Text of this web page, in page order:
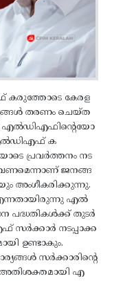
കേരള
തരണം ചെയ്ത
എൽഡിഎഫിന്റെയോ
ക
പ്രവർത്തനം നട
ജനങ്ങ
അംഗീകരിക്കുന്നു.
എൽ
പദ്ധതികൾക്ക് തുടർ
സർക്കാർ നടപ്പാക്ക
ഉണ്ടാകും.
സർക്കാരിന്റെ
അതിശക്തമായി എ